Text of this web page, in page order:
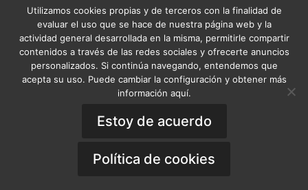
ORTOQUIR
ÚRGICO
USD56,35 - USD
Rango
de
precios:
USD
REMOVIBLE
S (PAR) EN
NIÑOS Y
ADULTOS
USD
Utilizamos cookies propias y de terceros con la finalidad de
evaluar el uso que se hace de nuestra página web y la
actividad general desarrollada en la misma, permitirle compartir
contenidos a través de las redes sociales y ofrecerte anuncios
personalizados. Si continúa navegando, entendemos que
acepta su uso. Puede cambiar la configuración y obtener más
información aquí.
Estoy de acuerdo
Política de cookies